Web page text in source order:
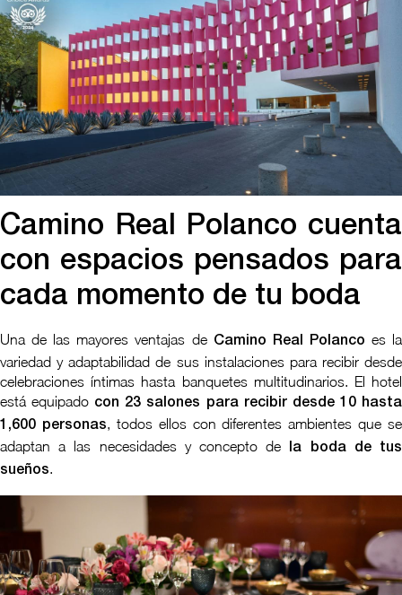
Camino Real Polanco cuenta
con espacios pensados para
cada momento de tu boda
Una de las mayores ventajas de Camino Real Polanco es la
variedad y adaptabilidad de sus instalaciones para recibir desde
celebraciones íntimas hasta banquetes multitudinarios. El hotel
está equipado con 23 salones para recibir desde 10 hasta
1,600 personas, todos ellos con diferentes ambientes que se
adaptan a las necesidades y concepto de la boda de tus
sueños.